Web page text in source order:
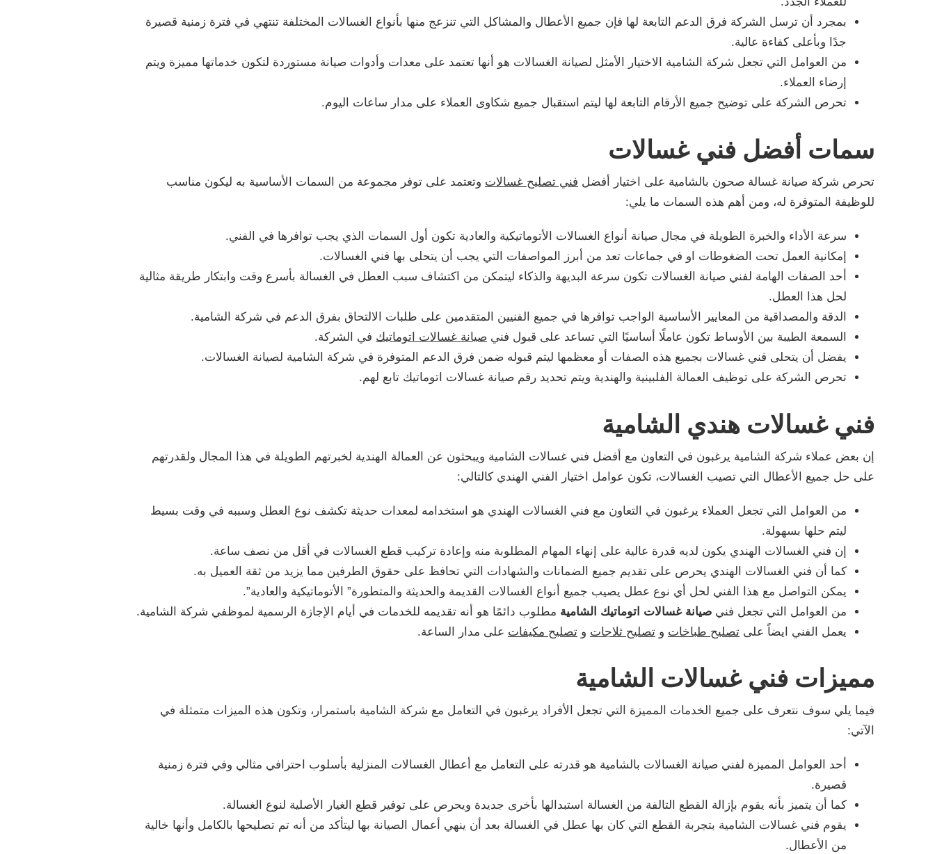
بمجرد أن ترسل الشركة فرق الدعم التابعة لها فإن جميع الأعطال والمشاكل التي تنزعج منها بأنواع الغسالات المختلفة تنتهي في فترة زمنية قصيرة
جدًا وبأعلى كفاءة عالية.
من العوامل التي تجعل شركة الشامية الاختيار الأمثل لصيانة الغسالات هو أنها تعتمد على معدات وأدوات صيانة مستوردة لتكون خدماتها مميزة ويتم
إرضاء العملاء.
تحرص الشركة على توضيح جميع الأرقام التابعة لها ليتم استقبال جميع شكاوى العملاء على مدار ساعات اليوم.
سمات أفضل فني غسالات
تحرص شركة صيانة غسالة صحون بالشامية على اختيار أفضل فني تصليح غسالات وتعتمد على توفر مجموعة من السمات الأساسية به ليكون مناسب
للوظيفة المتوفرة له، ومن أهم هذه السمات ما يلي:
سرعة الأداء والخبرة الطويلة في مجال صيانة أنواع الغسالات الأتوماتيكية والعادية تكون أول السمات الذي يجب توافرها في الفني.
إمكانية العمل تحت الضغوطات او في جماعات تعد من أبرز المواصفات التي يجب أن يتحلى بها فني الغسالات.
أحد الصفات الهامة لفني صيانة الغسالات تكون سرعة البديهة والذكاء ليتمكن من اكتشاف سبب العطل في الغسالة بأسرع وقت وابتكار طريقة مثالية
لحل هذا العطل.
الدقة والمصداقية من المعايير الأساسية الواجب توافرها في جميع الفنيين المتقدمين على طلبات الالتحاق بفرق الدعم في شركة الشامية.
السمعة الطيبة بين الأوساط تكون عاملًا أساسيًا التي تساعد على قبول فني صيانة غسالات اتوماتيك في الشركة.
يفضل أن يتحلى فني غسالات بجميع هذه الصفات أو معظمها ليتم قبوله ضمن فرق الدعم المتوفرة في شركة الشامية لصيانة الغسالات.
تحرص الشركة على توظيف العمالة الفلبينية والهندية ويتم تحديد رقم صيانة غسالات اتوماتيك تابع لهم.
فني غسالات هندي الشامية
إن بعض عملاء شركة الشامية يرغبون في التعاون مع أفضل فني غسالات الشامية ويبحثون عن العمالة الهندية لخبرتهم الطويلة في هذا المجال ولقدرتهم
على حل جميع الأعطال التي تصيب الغسالات، تكون عوامل اختيار الفني الهندي كالتالي:
من العوامل التي تجعل العملاء يرغبون في التعاون مع فني الغسالات الهندي هو استخدامه لمعدات حديثة تكشف نوع العطل وسببه في وقت بسيط
ليتم حلها بسهولة.
إن فني الغسالات الهندي يكون لديه قدرة عالية على إنهاء المهام المطلوبة منه وإعادة تركيب قطع الغسالات في أقل من نصف ساعة.
كما أن فني الغسالات الهندي يحرص على تقديم جميع الضمانات والشهادات التي تحافظ على حقوق الطرفين مما يزيد من ثقة العميل به.
يمكن التواصل مع هذا الفني لحل أي نوع عطل يصيب جميع أنواع الغسالات القديمة والحديثة والمتطورة” الأتوماتيكية والعادية”.
من العوامل التي تجعل فني صيانة غسالات اتوماتيك الشامية مطلوب دائمًا هو أنه تقديمه للخدمات في أيام الإجازة الرسمية لموظفي شركة الشامية.
يعمل الفني ايضاً على تصليح طباخات و تصليح ثلاجات و تصليح مكيفات على مدار الساعة.
مميزات فني غسالات الشامية
فيما يلي سوف نتعرف على جميع الخدمات المميزة التي تجعل الأفراد يرغبون في التعامل مع شركة الشامية باستمرار، وتكون هذه الميزات متمثلة في
الآتي:
أحد العوامل المميزة لفني صيانة الغسالات بالشامية هو قدرته على التعامل مع أعطال الغسالات المنزلية بأسلوب احترافي مثالي وفي فترة زمنية
قصيرة.
كما أن يتميز بأنه يقوم بإزالة القطع التالفة من الغسالة استبدالها بأخرى جديدة ويحرص على توفير قطع الغيار الأصلية لنوع الغسالة.
يقوم فني غسالات الشامية بتجربة القطع التي كان بها عطل في الغسالة بعد أن ينهي أعمال الصيانة بها ليتأكد من أنه تم تصليحها بالكامل وأنها خالية
من الأعطال.